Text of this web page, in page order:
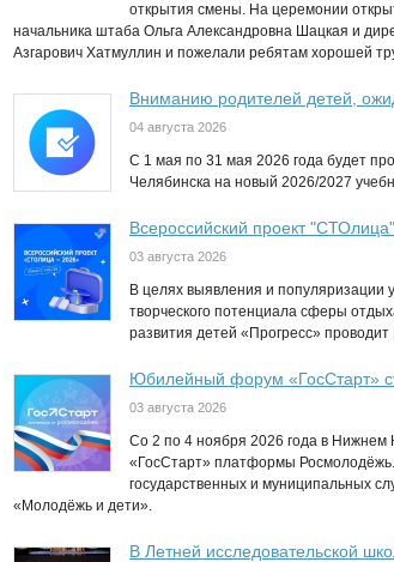
открытия смены. На церемонии
начальника штаба Ольга Александровна Шацкая и
Азгарович Хатмуллин и пожелали ребятам хорошей
Вниманию родителей детей,
04 августа 2026
C 1 мая по 31 мая 2026 года будет
Челябинска на новый 2026/2027
Всероссийский проект "СТОлица"
03 августа 2026
В целях выявления и популяризации
творческого потенциала сферы
развития детей «Прогресс»
Юбилейный форум «ГосСтарт»
03 августа 2026
Со 2 по 4 ноября 2026 года в
«ГосСтарт» платформы
государственных и муниципальных
«Молодёжь и дети».
В Летней исследовательской